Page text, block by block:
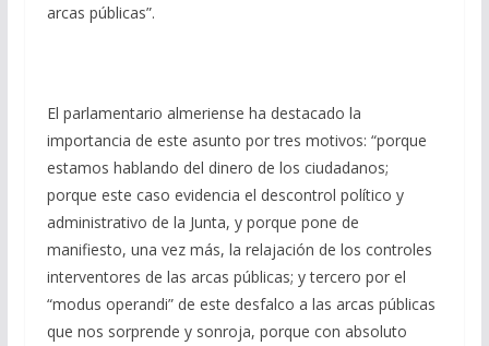
arcas públicas”.
El parlamentario almeriense ha destacado la
importancia de este asunto por tres motivos: “porque
estamos hablando del dinero de los ciudadanos;
porque este caso evidencia el descontrol político y
administrativo de la Junta, y porque pone de
manifiesto, una vez más, la relajación de los controles
interventores de las arcas públicas; y tercero por el
“modus operandi” de este desfalco a las arcas públicas
que nos sorprende y sonroja, porque con absoluto